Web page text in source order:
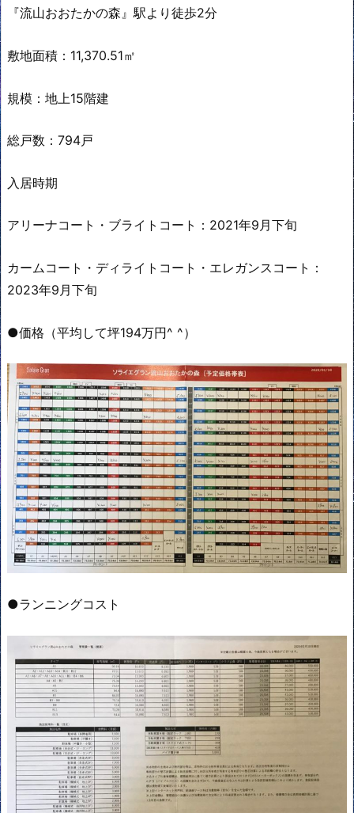
『流山おおたかの森』駅より徒歩2分
敷地面積：11,370.51㎡
規模：地上15階建
総戸数：794戸
入居時期
アリーナコート・ブライトコート：2021年9月下旬
カームコート・ディライトコート・エレガンスコート：
2023年9月下旬
●価格（平均して坪194万円^ ^）
●ランニングコスト